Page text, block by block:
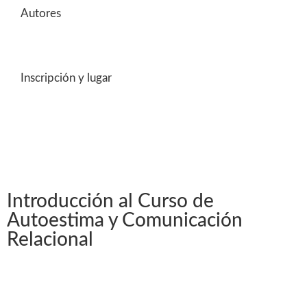
Autores
Inscripción y lugar
Introducción al Curso de
Autoestima y Comunicación
Relacional